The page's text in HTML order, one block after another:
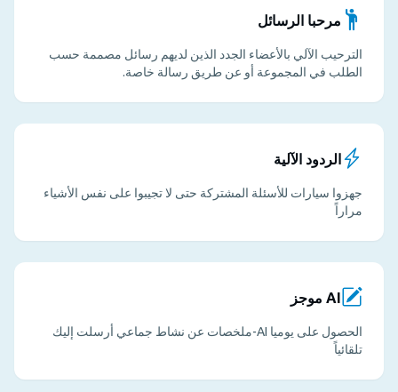
مرحبا الرسائل
الترحيب الآلي بالأعضاء الجدد الذين لديهم رسائل مصممة حسب
الطلب في المجموعة أو عن طريق رسالة خاصة.
الردود الآلية
جهزوا سيارات للأسئلة المشتركة حتى لا تجيبوا على نفس الأشياء
مراراً
AI موجز
الحصول على يوميا AI-ملخصات عن نشاط جماعي أرسلت إليك
تلقائياً